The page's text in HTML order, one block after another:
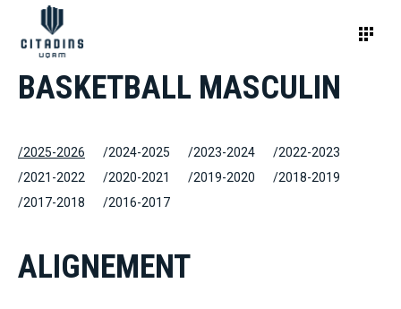
BASKETBALL MASCULIN
/2025-2026 /2024-2025 /2023-2024
/2022-2023
/2021-2022
/2020-2021 /2019-2020
/2018-2019
/2017-2018
/2016-2017
ALIGNEMENT